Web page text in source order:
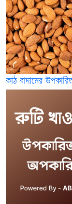
কাঠ বাদামের